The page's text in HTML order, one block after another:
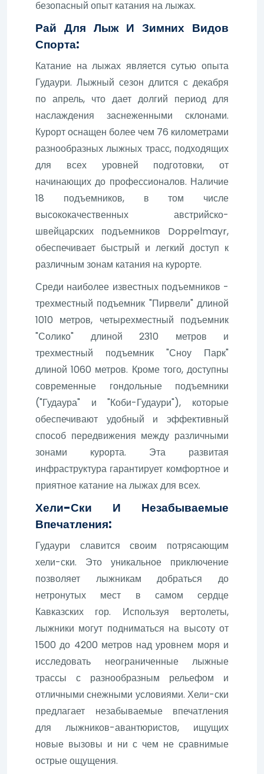
безопасный опыт катания на лыжах.
Рай Для Лыж И Зимних Видов
Спорта:
Катание на лыжах является сутью опыта
Гудаури. Лыжный сезон длится с декабря
по апрель, что дает долгий период для
наслаждения заснеженными склонами.
Курорт оснащен более чем 76 километрами
разнообразных лыжных трасс, подходящих
для всех уровней подготовки, от
начинающих до профессионалов. Наличие
18 подъемников, в том числе
высококачественных австрийско-
швейцарских подъемников Doppelmayr,
обеспечивает быстрый и легкий доступ к
различным зонам катания на курорте.
Среди наиболее известных подъемников -
трехместный подъемник "Пирвели" длиной
1010 метров, четырехместный подъемник
"Солико" длиной 2310 метров и
трехместный подъемник "Сноу Парк"
длиной 1060 метров. Кроме того, доступны
современные гондольные подъемники
("Гудаура" и "Коби-Гудаури"), которые
обеспечивают удобный и эффективный
способ передвижения между различными
зонами курорта. Эта развитая
инфраструктура гарантирует комфортное и
приятное катание на лыжах для всех.
Хели-Ски И Незабываемые
Впечатления:
Гудаури славится своим потрясающим
хели-ски. Это уникальное приключение
позволяет лыжникам добраться до
нетронутых мест в самом сердце
Кавказских гор. Используя вертолеты,
лыжники могут подниматься на высоту от
1500 до 4200 метров над уровнем моря и
исследовать неограниченные лыжные
трассы с разнообразным рельефом и
отличными снежными условиями. Хели-ски
предлагает незабываемые впечатления
для лыжников-авантюристов, ищущих
новые вызовы и ни с чем не сравнимые
острые ощущения.